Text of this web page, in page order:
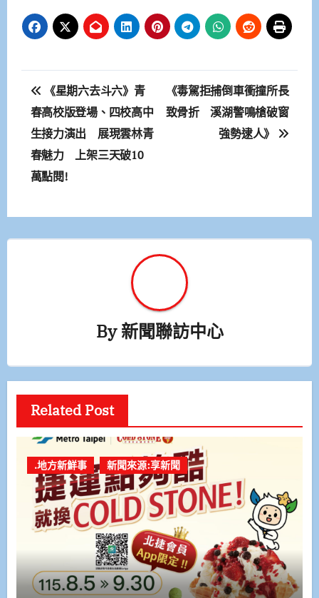
文
章
導
覽
《星期六去斗六》青
春高校版登場、四校高中
生接力演出 展現雲林青
春魅力 上架三天破10
萬點閱!
《毒駕拒捕倒車衝撞所長
致骨折 溪湖警鳴槍破窗
強勢逮人》
By新聞聯訪中心
Related Post
.地方新鮮事 新聞來源:享新聞